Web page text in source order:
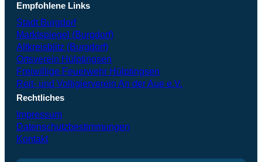
Empfohlene Links
Stadt Burgdorf
Marktspiegel (Burgdorf)
Altkreisblitz (Burgdorf)
Ortsverein Hülptingsen
Freiwillige Feuerwehr Hülptingsen
Reit- und Voltigierverein An der Aue e.V.
Rechtliches
Impressum
Datenschutzbestimmungen
Kontakt